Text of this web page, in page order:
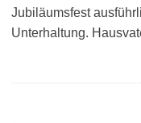
Jubiläumsfest
Unterhaltung.